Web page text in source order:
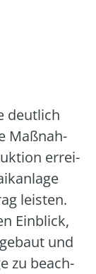
deut­lich
Maß­nah­
errei­
leis­ten.
Ein­blick,
und
zu beach­